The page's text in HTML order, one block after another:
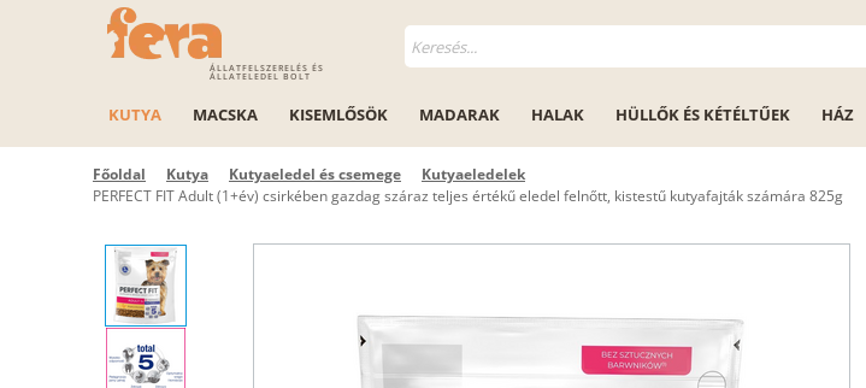
ÁLLATFELSZERELÉS ÉS
ÁLLATELEDEL BOLT
KUTYA MACSKA KISEMLŐSÖK MADARAK HALAK HÜLLŐK ÉS KÉTÉLTŰEK HÁZ
Főoldal Kutya Kutyaeledel és csemege
Kutyaeledelek
PERFECT FIT Adult (1+év) csirkében gazdag száraz teljes értékű eledel felnőtt, kistestű kutyafajták számára 825g